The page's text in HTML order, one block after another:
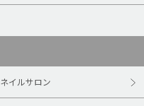
ネイルサロン